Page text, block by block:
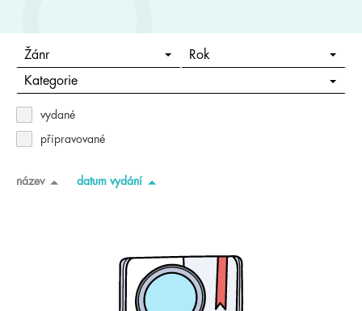
Žánr Rok
Kategorie
vydané
připravované
název datum vydání